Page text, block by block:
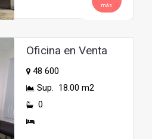
más
Oficina en Venta
48 600
Sup. 18.00 m2
0